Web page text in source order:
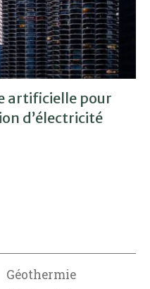
artificielle pour
d’électricité
Géothermie